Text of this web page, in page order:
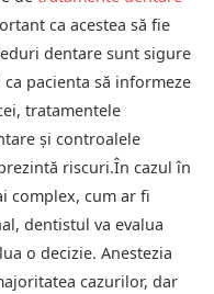
ca acestea să fie
dentare sunt sigure
pacienta să informeze
tratamentele
și controalele
riscuri.În cazul în
complex, cum ar fi
dentistul va evalua
o decizie. Anestezia
cazurilor, dar